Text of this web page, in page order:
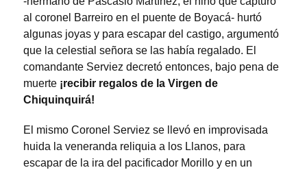
al coronel Barreiro en el puente de Boyacá- hurtó
algunas joyas y para escapar del castigo, argumentó
que la celestial señora se las había regalado. El
comandante Serviez decretó entonces, bajo pena de
muerte ¡recibir regalos de la Virgen de
Chiquinquirá!
El mismo Coronel Serviez se llevó en improvisada
huida la veneranda reliquia a los Llanos, para
escapar de la ira del pacificador Morillo y en un